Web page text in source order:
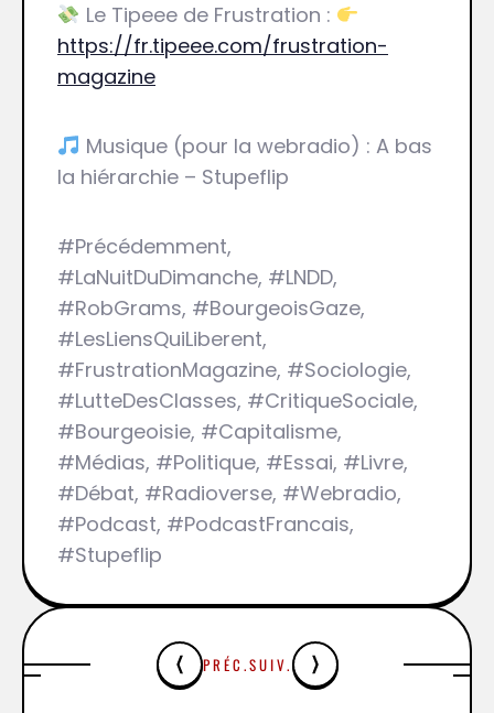
Le Tipeee de Frustration :
https://fr.tipeee.com/frustration-
magazine
Musique (pour la webradio) : A bas
la hiérarchie – Stupeflip
#Précédemment,
#LaNuitDuDimanche, #LNDD,
#RobGrams, #BourgeoisGaze,
#LesLiensQuiLiberent,
#FrustrationMagazine, #Sociologie,
#LutteDesClasses, #CritiqueSociale,
#Bourgeoisie, #Capitalisme,
#Médias, #Politique, #Essai, #Livre,
#Débat, #Radioverse, #Webradio,
#Podcast, #PodcastFrancais,
#Stupeflip
PRÉC.SUIV.